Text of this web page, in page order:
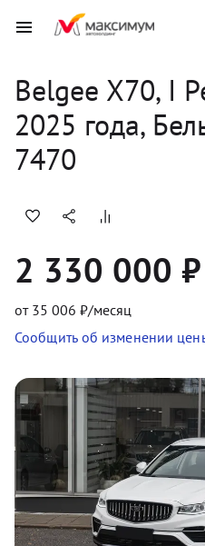
Belgee X70, I
2025 года,
7470
2 330 000 ₽
от 35 006 ₽/месяц
Сообщить об изменении